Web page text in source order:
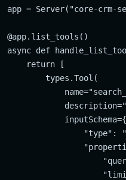
app = Server("core-crm-
@app.list_tools()
async def
    return [
        types.Tool(
            inputSchema={
"type":